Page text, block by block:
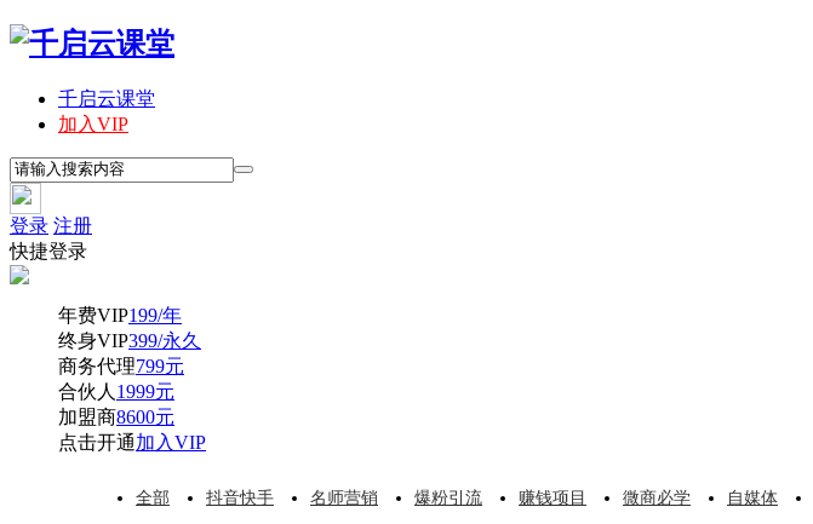
千启云课堂
加入VIP
登录 注册
快捷登录
年费VIP199/年
终身VIP399/永久
商务代理799元
合伙人 1999元
加盟商8600元
点击开通加入VIP
全部 抖音快手 名师营销 爆粉引流 赚钱项目 微商必学 自媒体